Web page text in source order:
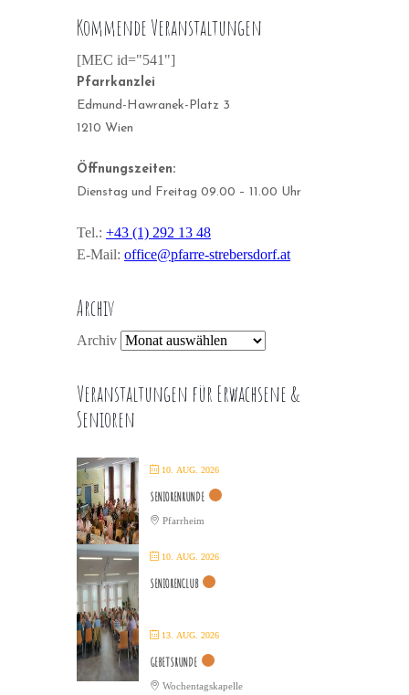
Kommende Veranstaltungen
[MEC id="541"]
Pfarrkanzlei
Edmund-Hawranek-Platz 3
1210 Wien
Öffnungszeiten:
Dienstag und Freitag 09.00 – 11.00 Uhr
Tel.: +43 (1) 292 13 48
E-Mail: office@pfarre-strebersdorf.at
Archiv
Archiv
Veranstaltungen für Erwachsene &
Senioren
10. AUG. 2026
SENIORENRUNDE
Pfarrheim
10. AUG. 2026
SENIORENCLUB
13. AUG. 2026
GEBETSRUNDE
Wochentagskapelle